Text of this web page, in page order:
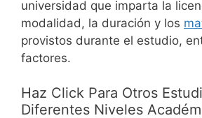
universidad que imparta la
modalidad, la duración y los
provistos durante el estudio,
factores.
Haz Click Para Otros
Diferentes Niveles